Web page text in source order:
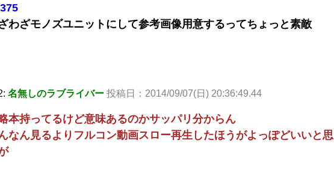
わざモノズユニットにして参考画像用意するってちょっと素敵
名無しのラブライバー 投稿日：2014/09/07(日) 20:36:49.44
本持ってるけど意味あるのかサッパリ分からん
なん見るよりフルコン動画スロー再生したほうがよっぽどいいと思